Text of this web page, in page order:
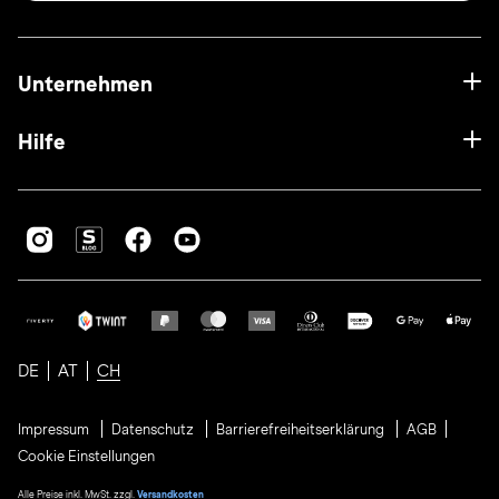
Unternehmen
Hilfe
DE AT CH
Impressum Datenschutz Barrierefreiheitserklärung
AGB
Cookie Einstellungen
Alle Preise inkl. MwSt. zzgl. Versandkosten